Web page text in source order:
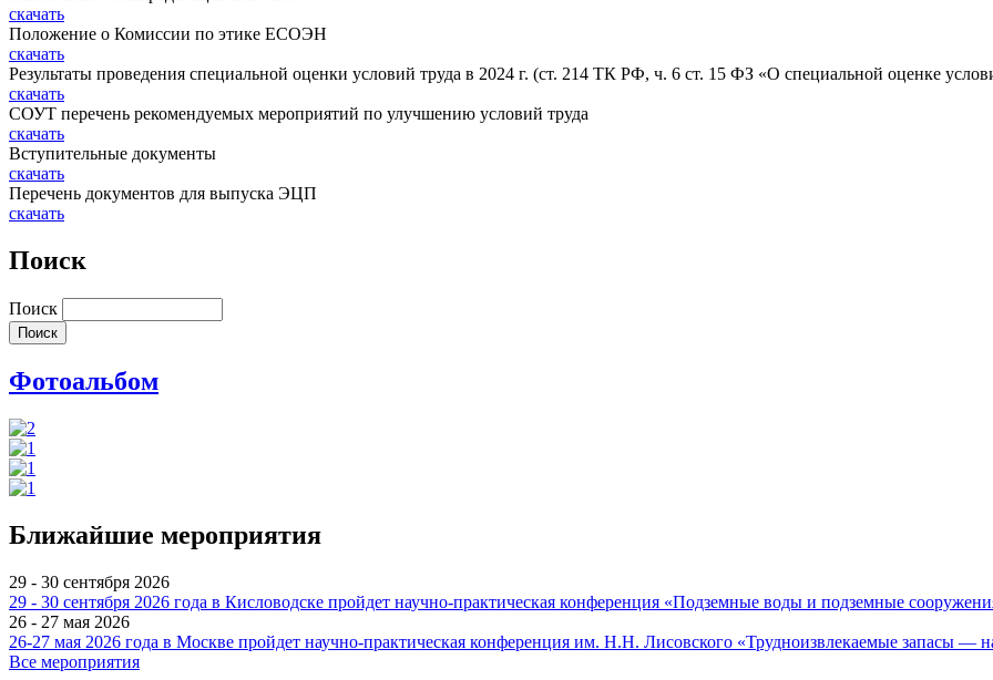
скачать
Положение о Комиссии по этике ЕСОЭН
скачать
Результаты проведения специальной оценки условий труда в 2024 г. (ст. 214 ТК РФ, ч. 6 ст. 15 ФЗ «О специальной оценке
скачать
СОУТ перечень рекомендуемых мероприятий по улучшению условий труда
скачать
Вступительные документы
скачать
Перечень документов для выпуска ЭЦП
скачать
Поиск
Поиск
Фотоальбом
Ближайшие мероприятия
29 - 30 сентября 2026
29 - 30 сентября 2026 года в Кисловодске пройдет научно-практическая конференция «Подземные воды и подземные
26 - 27 мая 2026
26-27 мая 2026 года в Москве пройдет научно-практическая конференция им. Н.Н. Лисовского «Трудноизвлекаемые запасы —
Все мероприятия